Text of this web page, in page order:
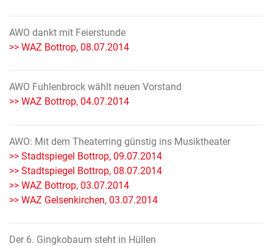
AWO dankt mit Feierstunde
>> WAZ Bottrop, 08.07.2014
AWO Fuhlenbrock wählt neuen Vorstand
>> WAZ Bottrop, 04.07.2014
AWO: Mit dem Theaterring günstig ins Musiktheater
>> Stadtspiegel Bottrop, 09.07.2014
>> Stadtspiegel Bottrop, 08.07.2014
>> WAZ Bottrop, 03.07.2014
>> WAZ Gelsenkirchen, 03.07.2014
Der 6. Gingkobaum steht in Hüllen